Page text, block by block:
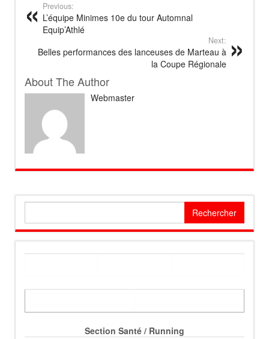
Previous:
L’équipe Minimes 10e du tour Automnal
Equip’Athlé
Next:
Belles performances des lanceuses de Marteau à
la Coupe Régionale
About The Author
Webmaster
Section Santé / Running